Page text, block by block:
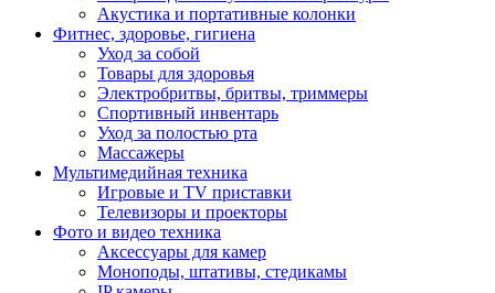
Акустика и портативные колонки
Фитнес, здоровье, гигиена
Уход за собой
Товары для здоровья
Электробритвы, бритвы, триммеры
Спортивный инвентарь
Уход за полостью рта
Массажеры
Мультимедийная техника
Игровые и TV приставки
Телевизоры и проекторы
Фото и видео техника
Аксессуары для камер
Моноподы, штативы, стедикамы